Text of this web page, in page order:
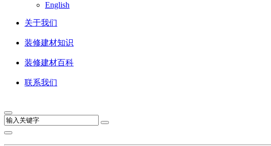
English
关于我们
装修建材知识
装修建材百科
联系我们